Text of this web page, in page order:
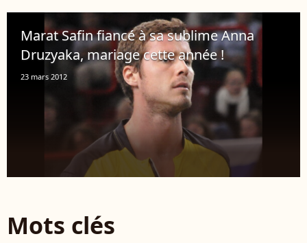
Marat Safin fiancé à sa sublime Anna
Druzyaka, mariage cette année !
23 mars 2012
Mots clés